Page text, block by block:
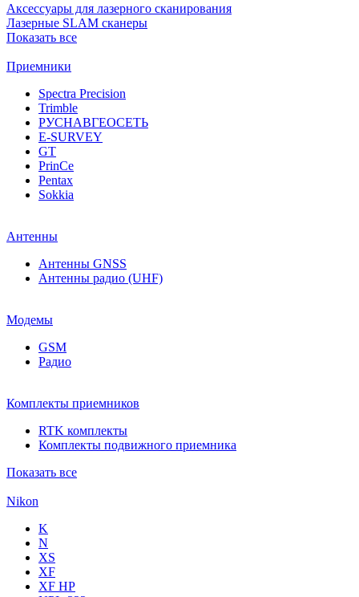
Аксессуары для лазерного сканирования
Лазерные SLAM сканеры
Показать все
Приемники
Spectra Precision
Trimble
РУСНАВГЕОСЕТЬ
E-SURVEY
GT
PrinCe
Pentax
Sokkia
Антенны
Антенны GNSS
Антенны радио (UHF)
Модемы
GSM
Радио
Комплекты приемников
RTK комплекты
Комплекты подвижного приемника
Показать все
Nikon
K
N
XS
XF
XF НР